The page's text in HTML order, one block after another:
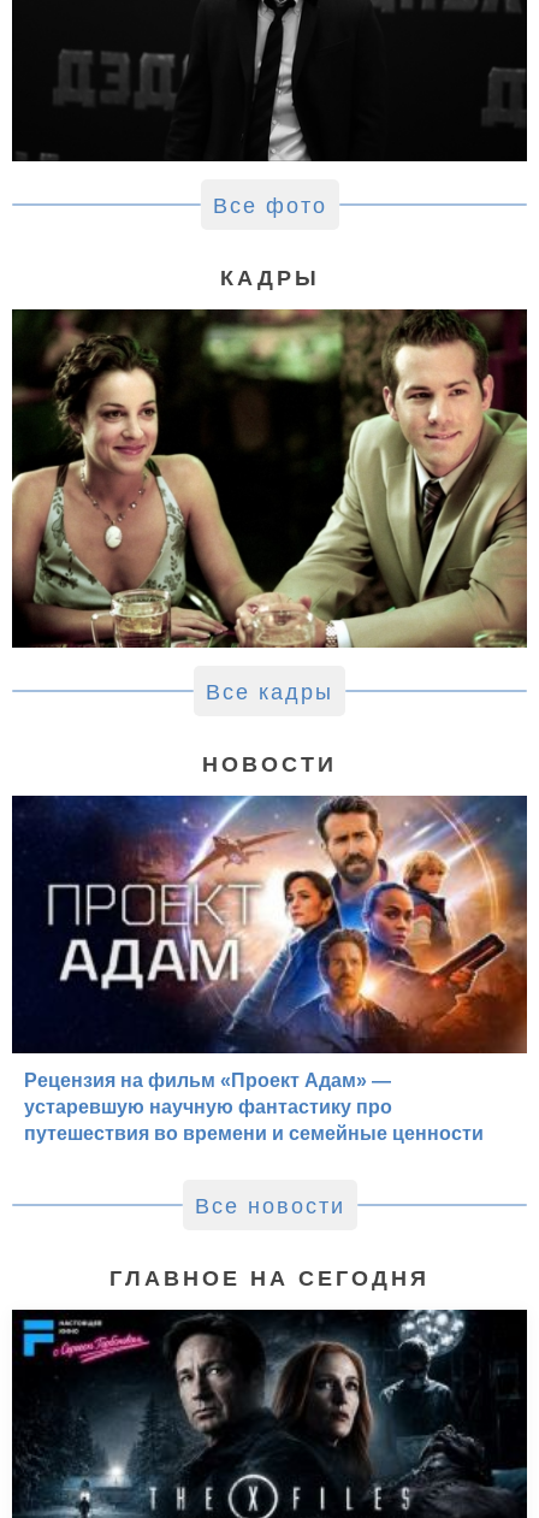
Все фото
КАДРЫ
Все кадры
НОВОСТИ
Рецензия на фильм «Проект Адам» —
устаревшую научную фантастику про
путешествия во времени и семейные ценности
Все новости
ГЛАВНОЕ НА СЕГОДНЯ